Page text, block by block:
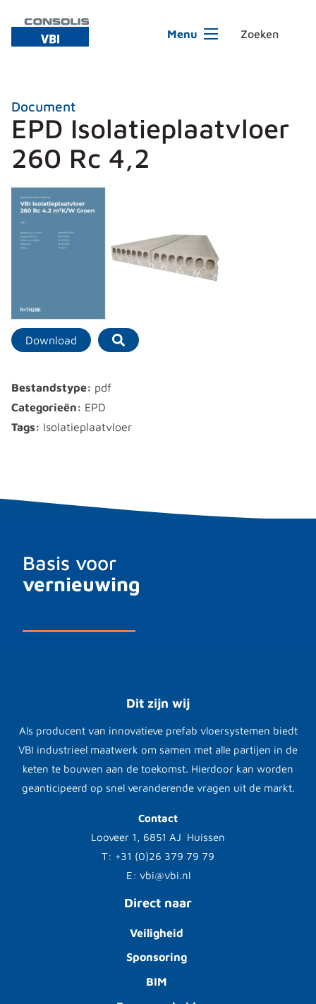
Menu
Document
EPD Isolatieplaatvloer
260 Rc 4,2
Download
Bestandstype: pdf
Categorieën: EPD
Tags: Isolatieplaatvloer
Basis voor
vernieuwing
Dit zijn wij
Als producent van innovatieve prefab vloersystemen biedt
VBI industrieel maatwerk om samen met alle partijen in de
keten te bouwen aan de toekomst. Hierdoor kan worden
geanticipeerd op snel veranderende vragen uit de markt.
Contact
Looveer 1, 6851 AJ Huissen
T: +31 (0)26 379 79 79
E: vbi@vbi.nl
Direct naar
Veiligheid
Sponsoring
BIM